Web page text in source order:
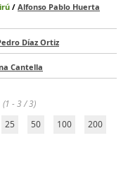
/ Alfonso Pablo Huerta
Díaz Ortiz
Cantella
(1 - 3 / 3)
25 50 100 200